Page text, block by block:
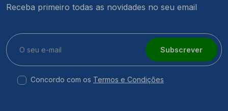
Receba primeiro todas as novidades no seu email
Subscrever
Concordo com os Termos e Condições